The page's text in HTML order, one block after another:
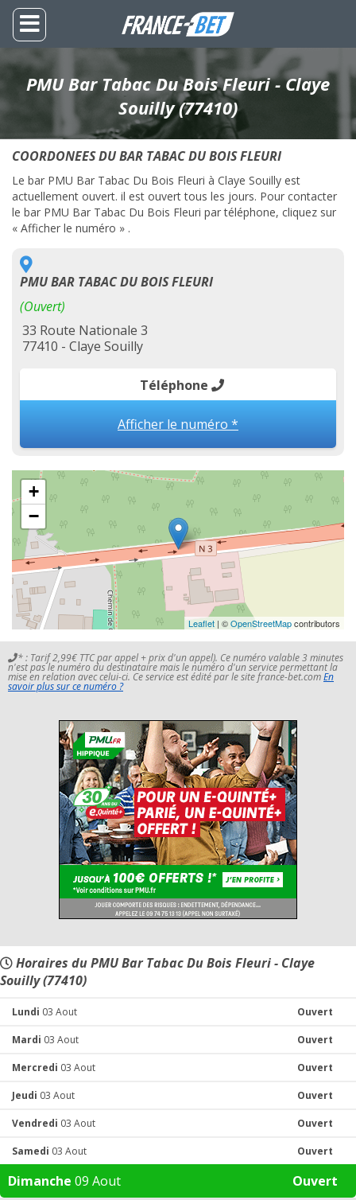
PMU Bar Tabac Du Bois Fleuri - Claye
Souilly (77410)
COORDONEES DU BAR TABAC DU BOIS FLEURI
Le bar PMU Bar Tabac Du Bois Fleuri à Claye Souilly est
actuellement ouvert. il est ouvert tous les jours. Pour contacter
le bar PMU Bar Tabac Du Bois Fleuri par téléphone, cliquez sur
« Afficher le numéro » .
PMU BAR TABAC DU BOIS FLEURI
(Ouvert)
33 Route Nationale 3
77410 - Claye Souilly
Téléphone
Afficher le numéro *
+
−
Leaflet | ©OpenStreetMapcontributors
* : Tarif 2,99€ TTC par appel + prix d'un appel). Ce numéro valable 3 minutes
n'est pas le numéro du destinataire mais le numéro d'un service permettant la
mise en relation avec celui-ci. Ce service est édité par le site france-bet.comEn
savoir plus sur ce numéro ?
Horaires du PMU Bar Tabac Du Bois Fleuri - Claye
Souilly (77410)
Lundi 03 Aout Ouvert
Mardi 03 Aout Ouvert
Mercredi 03 Aout Ouvert
Jeudi 03 Aout Ouvert
Vendredi 03 Aout Ouvert
Samedi 03 Aout Ouvert
Dimanche 09 Aout Ouvert